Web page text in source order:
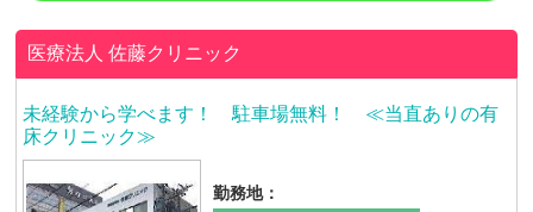
医療法人佐藤クリニック
未経験から学べます！ 駐車場無料！ ≪当直ありの有
床クリニック≫
勤務地：